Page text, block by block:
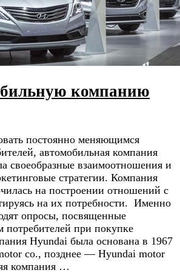
компанию
постоянно меняющимся
автомобильная компания
своеобразные взаимоотношения и
стратегии. Компания
на построении отношений с
на их потребности. Именно
опросы, посвященные
при покупке
Hyundai была основана в 1967
co., позднее — Hyundai motor
компания …